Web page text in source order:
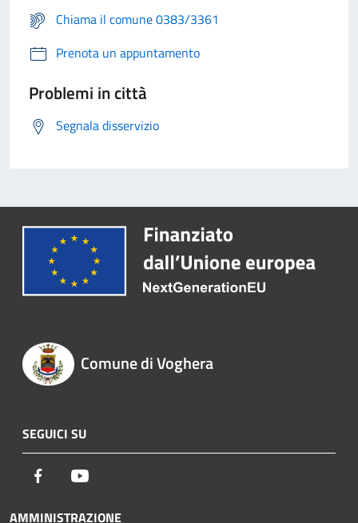
Chiama il comune 0383/3361
Prenota un appuntamento
Problemi in città
Segnala disservizio
Comune di Voghera
SEGUICI SU
Facebook
AMMINISTRAZIONE